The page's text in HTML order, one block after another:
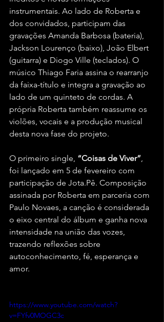
instrumentais. Ao lado de Roberta e
dos convidados, participam das
gravações Amanda Barbosa (bateria),
Jackson Lourenço (baixo), João Elbert
(guitarra) e Diogo Ville (teclados). O
músico Thiago Faria assina o rearranjo
da faixa-título e integra a gravação ao
lado de um quinteto de cordas. A
própria Roberta também reassume os
violões, vocais e a produção musical
desta nova fase do projeto.
O primeiro single, “Coisas de Viver”,
foi lançado em 5 de fevereiro com
participação de Jota.Pê. Composição
assinada por Roberta em parceria com
Paulo Novaes, a canção é considerada
o eixo central do álbum e ganha nova
intensidade na união das vozes,
trazendo reflexões sobre
autoconhecimento, fé, esperança e
amor.
https://www.youtube.com/watch?
v=FYfv0MOGC3c